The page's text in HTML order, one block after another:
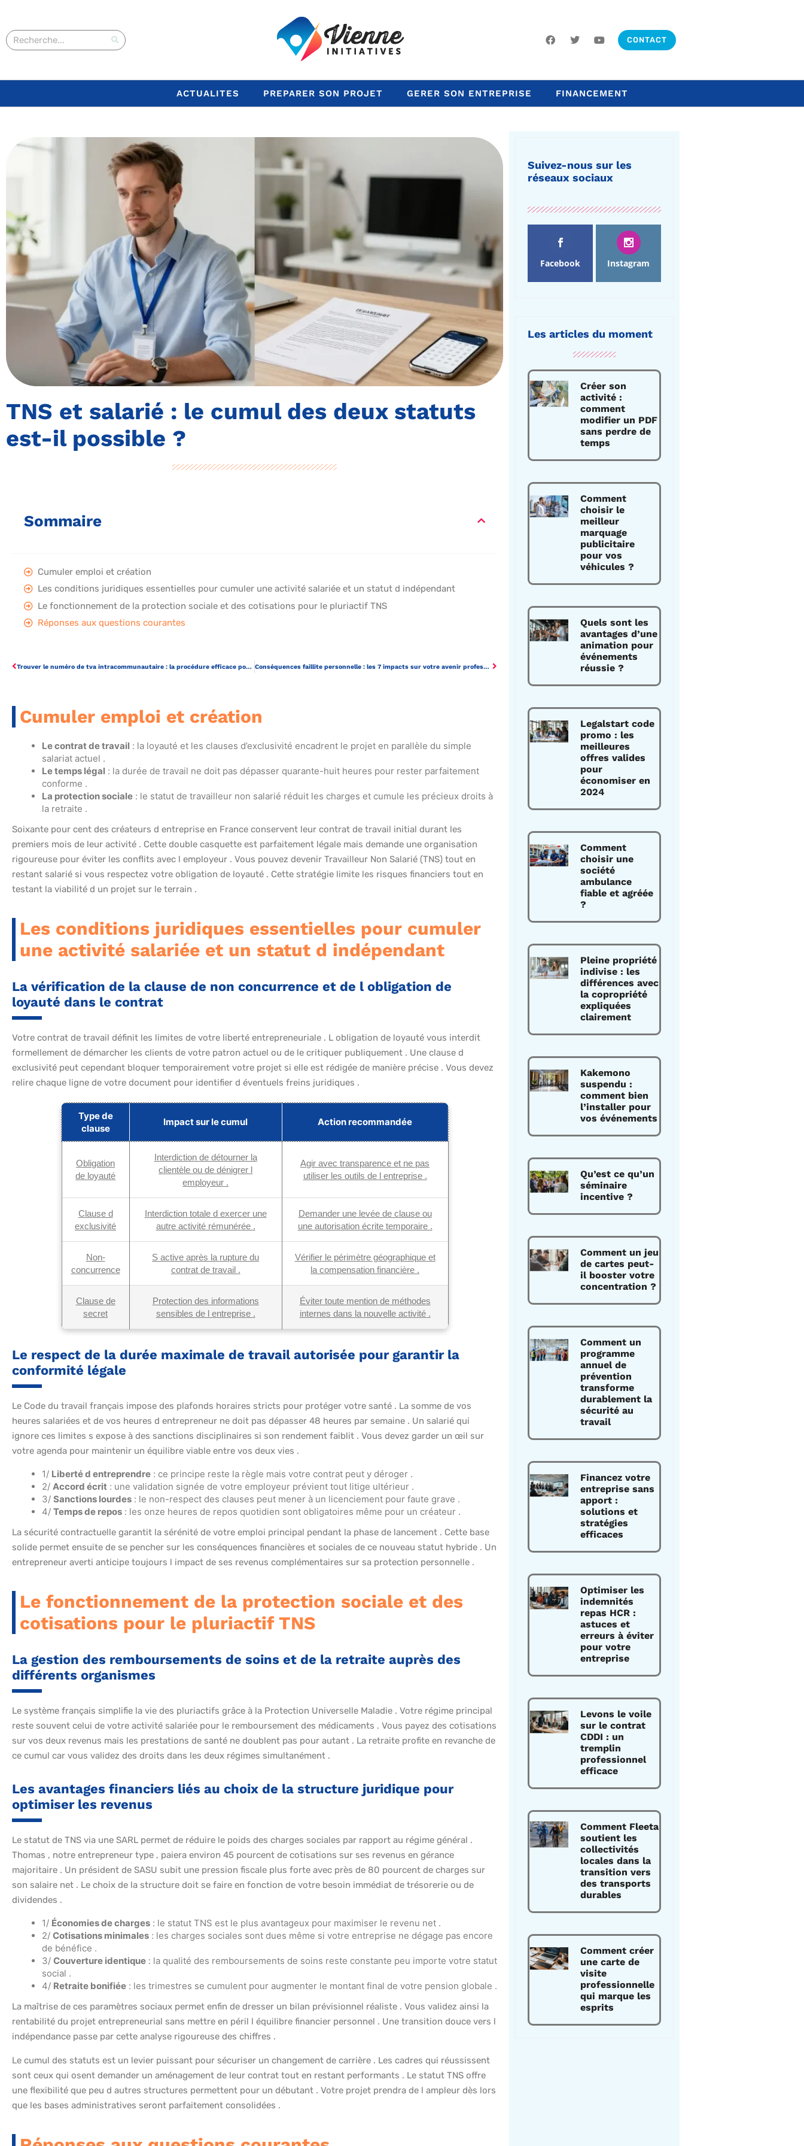
CONTACT
ACTUALITES PREPARER SON PROJET GERER SON ENTREPRISE FINANCEMENT
TNS et salarié : le cumul des deux statuts
est-il possible ?
Sommaire
Cumuler emploi et création
Les conditions juridiques essentielles pour cumuler une activité salariée et un statut d indépendant
Le fonctionnement de la protection sociale et des cotisations pour le pluriactif TNS
Réponses aux questions courantes
Trouver le numéro de tva intracommunautaire : la procédure efficace pour les entrepreneurs Conséquences faillite personnelle : les 7 impacts sur votre avenir professionnel
Cumuler emploi et création
Le contrat de travail : la loyauté et les clauses d’exclusivité encadrent le projet en parallèle du simple
salariat actuel .
Le temps légal : la durée de travail ne doit pas dépasser quarante-huit heures pour rester parfaitement
conforme .
La protection sociale : le statut de travailleur non salarié réduit les charges et cumule les précieux droits à
la retraite .
Soixante pour cent des créateurs d entreprise en France conservent leur contrat de travail initial durant les
premiers mois de leur activité . Cette double casquette est parfaitement légale mais demande une organisation
rigoureuse pour éviter les conflits avec l employeur . Vous pouvez devenir Travailleur Non Salarié (TNS) tout en
restant salarié si vous respectez votre obligation de loyauté . Cette stratégie limite les risques financiers tout en
testant la viabilité d un projet sur le terrain .
Les conditions juridiques essentielles pour cumuler
une activité salariée et un statut d indépendant
La vérification de la clause de non concurrence et de l obligation de
loyauté dans le contrat
Votre contrat de travail définit les limites de votre liberté entrepreneuriale . L obligation de loyauté vous interdit
formellement de démarcher les clients de votre patron actuel ou de le critiquer publiquement . Une clause d
exclusivité peut cependant bloquer temporairement votre projet si elle est rédigée de manière précise . Vous devez
relire chaque ligne de votre document pour identifier d éventuels freins juridiques .
Type de
clause
Impact sur le cumul Action recommandée
Obligation
de loyauté
Interdiction de détourner la
clientèle ou de dénigrer l
employeur .
Agir avec transparence et ne pas
utiliser les outils de l entreprise .
Clause d
exclusivité
Interdiction totale d exercer une
autre activité rémunérée .
Demander une levée de clause ou
une autorisation écrite temporaire .
Non-
concurrence
S active après la rupture du
contrat de travail .
Vérifier le périmètre géographique et
la compensation financière .
Clause de
secret
Protection des informations
sensibles de l entreprise .
Éviter toute mention de méthodes
internes dans la nouvelle activité .
Le respect de la durée maximale de travail autorisée pour garantir la
conformité légale
Le Code du travail français impose des plafonds horaires stricts pour protéger votre santé . La somme de vos
heures salariées et de vos heures d entrepreneur ne doit pas dépasser 48 heures par semaine . Un salarié qui
ignore ces limites s expose à des sanctions disciplinaires si son rendement faiblit . Vous devez garder un œil sur
votre agenda pour maintenir un équilibre viable entre vos deux vies .
1/ Liberté d entreprendre : ce principe reste la règle mais votre contrat peut y déroger .
2/ Accord écrit : une validation signée de votre employeur prévient tout litige ultérieur .
3/ Sanctions lourdes : le non-respect des clauses peut mener à un licenciement pour faute grave .
4/ Temps de repos : les onze heures de repos quotidien sont obligatoires même pour un créateur .
La sécurité contractuelle garantit la sérénité de votre emploi principal pendant la phase de lancement . Cette base
solide permet ensuite de se pencher sur les conséquences financières et sociales de ce nouveau statut hybride . Un
entrepreneur averti anticipe toujours l impact de ses revenus complémentaires sur sa protection personnelle .
Le fonctionnement de la protection sociale et des
cotisations pour le pluriactif TNS
La gestion des remboursements de soins et de la retraite auprès des
différents organismes
Le système français simplifie la vie des pluriactifs grâce à la Protection Universelle Maladie . Votre régime principal
reste souvent celui de votre activité salariée pour le remboursement des médicaments . Vous payez des cotisations
sur vos deux revenus mais les prestations de santé ne doublent pas pour autant . La retraite profite en revanche de
ce cumul car vous validez des droits dans les deux régimes simultanément .
Les avantages financiers liés au choix de la structure juridique pour
optimiser les revenus
Le statut de TNS via une SARL permet de réduire le poids des charges sociales par rapport au régime général .
Thomas , notre entrepreneur type , paiera environ 45 pourcent de cotisations sur ses revenus en gérance
majoritaire . Un président de SASU subit une pression fiscale plus forte avec près de 80 pourcent de charges sur
son salaire net . Le choix de la structure doit se faire en fonction de votre besoin immédiat de trésorerie ou de
dividendes .
1/ Économies de charges : le statut TNS est le plus avantageux pour maximiser le revenu net .
2/ Cotisations minimales : les charges sociales sont dues même si votre entreprise ne dégage pas encore
de bénéfice .
3/ Couverture identique : la qualité des remboursements de soins reste constante peu importe votre statut
social .
4/ Retraite bonifiée : les trimestres se cumulent pour augmenter le montant final de votre pension globale .
La maîtrise de ces paramètres sociaux permet enfin de dresser un bilan prévisionnel réaliste . Vous validez ainsi la
rentabilité du projet entrepreneurial sans mettre en péril l équilibre financier personnel . Une transition douce vers l
indépendance passe par cette analyse rigoureuse des chiffres .
Le cumul des statuts est un levier puissant pour sécuriser un changement de carrière . Les cadres qui réussissent
sont ceux qui osent demander un aménagement de leur contrat tout en restant performants . Le statut TNS offre
une flexibilité que peu d autres structures permettent pour un débutant . Votre projet prendra de l ampleur dès lors
que les bases administratives seront parfaitement consolidées .
Suivez-nous sur les
réseaux sociaux
Facebook Instagram
Les articles du moment
Créer son
activité :
comment
modifier un PDF
sans perdre de
temps
Comment
choisir le
meilleur
marquage
publicitaire
pour vos
véhicules ?
Quels sont les
avantages d’une
animation pour
événements
réussie ?
Legalstart code
promo : les
meilleures
offres valides
pour
économiser en
2024
Comment
choisir une
société
ambulance
fiable et agréée
?
Pleine propriété
indivise : les
différences avec
la copropriété
expliquées
clairement
Kakemono
suspendu :
comment bien
l’installer pour
vos événements
Qu’est ce qu’un
séminaire
incentive ?
Comment un jeu
de cartes peut-
il booster votre
concentration ?
Comment un
programme
annuel de
prévention
transforme
durablement la
sécurité au
travail
Financez votre
entreprise sans
apport :
solutions et
stratégies
efficaces
Optimiser les
indemnités
repas HCR :
astuces et
erreurs à éviter
pour votre
entreprise
Levons le voile
sur le contrat
CDDI : un
tremplin
professionnel
efficace
Comment Fleeta
soutient les
collectivités
locales dans la
transition vers
des transports
durables
Comment créer
une carte de
visite
professionnelle
qui marque les
esprits